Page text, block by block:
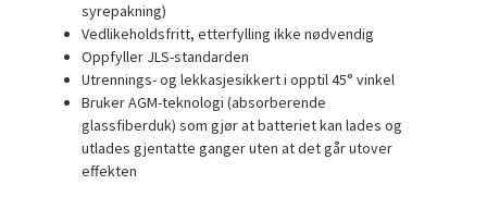
syrepakning)
Vedlikeholdsfritt, etterfylling ikke nødvendig
Oppfyller JLS-standarden
Utrennings- og lekkasjesikkert i opptil 45° vinkel
Bruker AGM-teknologi (absorberende
glassfiberduk) som gjør at batteriet kan lades og
utlades gjentatte ganger uten at det går utover
effekten